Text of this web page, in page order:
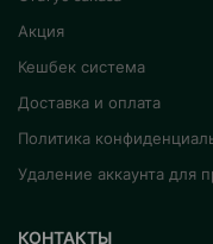
Акция
Кешбек система
Доставка и оплата
Политика
Удаление аккаунта для
КОНТАКТЫ